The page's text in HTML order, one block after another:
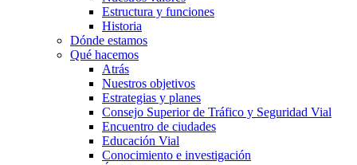
Estructura y funciones
Historia
Dónde estamos
Qué hacemos
Atrás
Nuestros objetivos
Estrategias y planes
Consejo Superior de Tráfico y Seguridad Vial
Encuentro de ciudades
Educación Vial
Conocimiento e investigación